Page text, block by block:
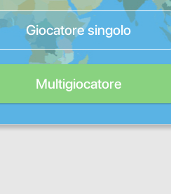
Giocatore singolo
Multigiocatore